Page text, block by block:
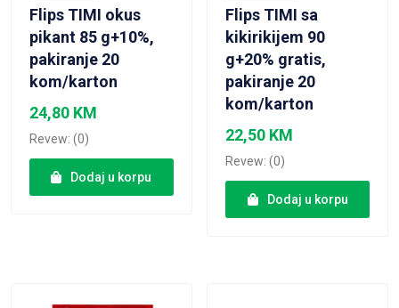
Flips TIMI okus
pikant 85 g+10%,
pakiranje 20
kom/karton
24,80 KM
Revew: (0)
Dodaj u korpu
Flips TIMI sa
kikirikijem 90
g+20% gratis,
pakiranje 20
kom/karton
22,50 KM
Revew: (0)
Dodaj u korpu